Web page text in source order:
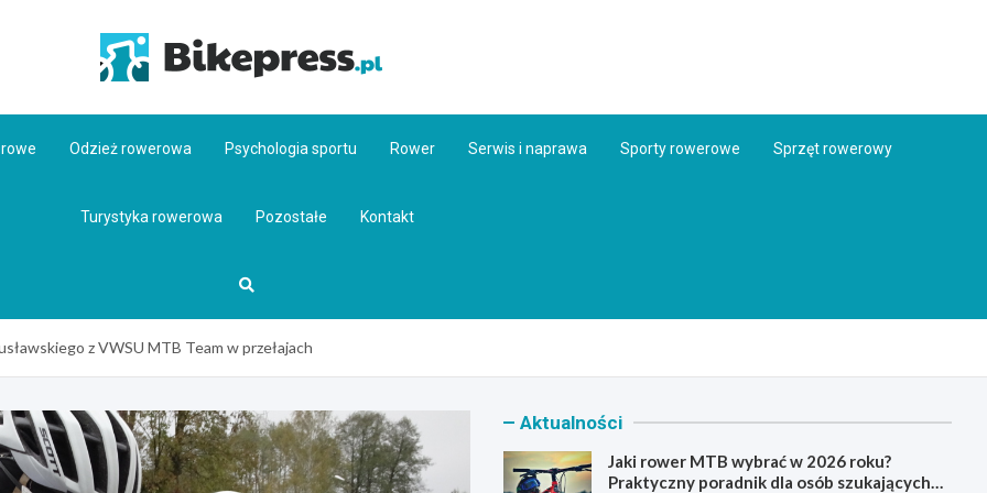
Odzież rowerowa Psychologia sportu Rower Serwis i naprawa Sporty rowerowe Sprzęt rowerowy
Turystyka rowerowa Pozostałe Kontakt
z VWSU MTB Team w przełajach
Aktualności
Jaki rower MTB wybrać w 2026 roku?
Praktyczny poradnik dla osób szukających